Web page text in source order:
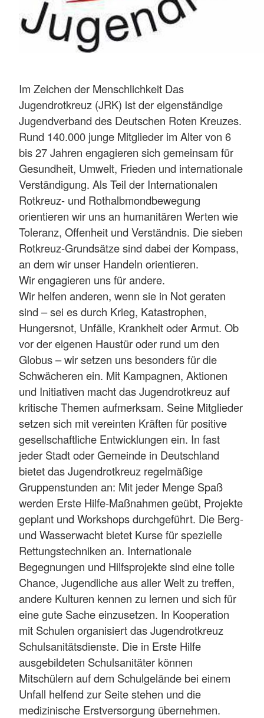
Im Zeichen der Menschlichkeit Das
Jugendrotkreuz (JRK) ist der eigenständige
Jugendverband des Deutschen Roten Kreuzes.
Rund 140.000 junge Mitglieder im Alter von 6
bis 27 Jahren engagieren sich gemeinsam für
Gesundheit, Umwelt, Frieden und internationale
Verständigung. Als Teil der Internationalen
Rotkreuz- und Rothalbmondbewegung
orientieren wir uns an humanitären Werten wie
Toleranz, Offenheit und Verständnis. Die sieben
Rotkreuz-Grundsätze sind dabei der Kompass,
an dem wir unser Handeln orientieren.
Wir engagieren uns für andere.
Wir helfen anderen, wenn sie in Not geraten
sind – sei es durch Krieg, Katastrophen,
Hungersnot, Unfälle, Krankheit oder Armut. Ob
vor der eigenen Haustür oder rund um den
Globus – wir setzen uns besonders für die
Schwächeren ein. Mit Kampagnen, Aktionen
und Initiativen macht das Jugendrotkreuz auf
kritische Themen aufmerksam. Seine Mitglieder
setzen sich mit vereinten Kräften für positive
gesellschaftliche Entwicklungen ein. In fast
jeder Stadt oder Gemeinde in Deutschland
bietet das Jugendrotkreuz regelmäßige
Gruppenstunden an: Mit jeder Menge Spaß
werden Erste Hilfe-Maßnahmen geübt, Projekte
geplant und Workshops durchgeführt. Die Berg-
und Wasserwacht bietet Kurse für spezielle
Rettungstechniken an. Internationale
Begegnungen und Hilfsprojekte sind eine tolle
Chance, Jugendliche aus aller Welt zu treffen,
andere Kulturen kennen zu lernen und sich für
eine gute Sache einzusetzen. In Kooperation
mit Schulen organisiert das Jugendrotkreuz
Schulsanitätsdienste. Die in Erste Hilfe
ausgebildeten Schulsanitäter können
Mitschülern auf dem Schulgelände bei einem
Unfall helfend zur Seite stehen und die
medizinische Erstversorgung übernehmen.